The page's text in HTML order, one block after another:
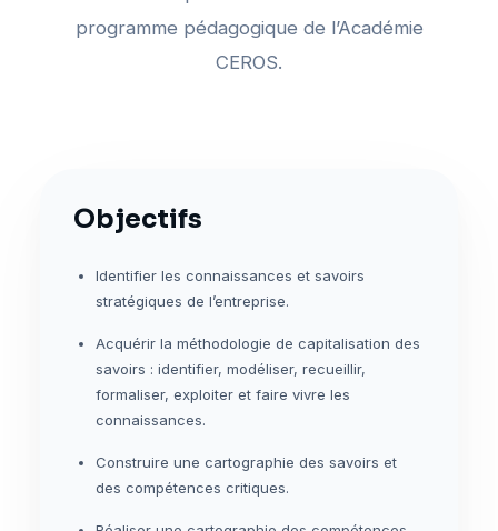
programme pédagogique de l’Académie
CEROS.
Objectifs
Identifier les connaissances et savoirs
stratégiques de l’entreprise.
Acquérir la méthodologie de capitalisation des
savoirs : identifier, modéliser, recueillir,
formaliser, exploiter et faire vivre les
connaissances.
Construire une cartographie des savoirs et
des compétences critiques.